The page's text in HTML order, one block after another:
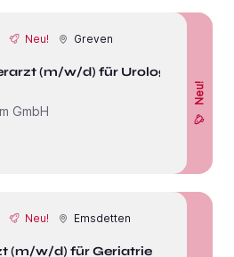
Neu! Greven
(m/w/d) für Urologie
GmbH
Neu!
Neu! Emsdetten
(m/w/d) für Geriatrie